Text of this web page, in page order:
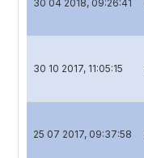
30 04 2018, 09:26:41
30 10 2017, 11:05:15
25 07 2017, 09:37:58